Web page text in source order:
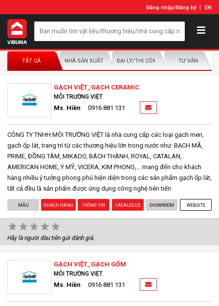
Đăng nhập/Đăng ký EN
TẤT CẢ NHÀ SẢN XUẤT/NHÀ PHÂN PHỐIĐẠI LÝ/THI CÔNG LẮP ĐẶTTƯ VẤN
GẠCH VIỆT_GẠCH CERAMIC
MÔI TRƯỜNG VIỆT
Ms. Hiền 0916 881 131
CÔNG TY TNHH MÔI TRƯỜNG VIỆT là nhà cung cấp các loại gạch men,
gạch ốp lát, trang trí từ các thương hiệu lớn trong nước như: BẠCH MÃ,
PRIME, ĐỒNG TÂM, MIKADO, BÁCH THÀNH, ROYAL, CATALAN,
AMERICAN HOME, Ý MỸ, VICERA, KIM PHONG,... mang đến cho khách
hàng nhiều ý tưởng phong phú hiện diện trong các sản phẩm gạch ốp lát,
tất cả đều là sản phẩm được ứng dụng công nghệ tiên tiến
MẪU KHÁCH HÀNG THÔNG TIN CATALOGUE SHOWROOM WEBSITE
Hãy là người đầu tiên gửi đánh giá.
GẠCH VIỆT_GẠCH GỐM
MÔI TRƯỜNG VIỆT
Ms. Hiền 0916 881 131